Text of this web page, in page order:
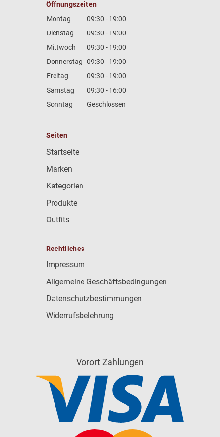
Öffnungszeiten
Montag
09:30 - 19:00
Dienstag
09:30 - 19:00
Mittwoch
09:30 - 19:00
Donnerstag
09:30 - 19:00
Freitag
09:30 - 19:00
Samstag
09:30 - 16:00
Sonntag
Geschlossen
Seiten
Startseite
Marken
Kategorien
Produkte
Outfits
Rechtliches
Impressum
Allgemeine Geschäftsbedingungen
Datenschutzbestimmungen
Widerrufsbelehrung
Vorort Zahlungen